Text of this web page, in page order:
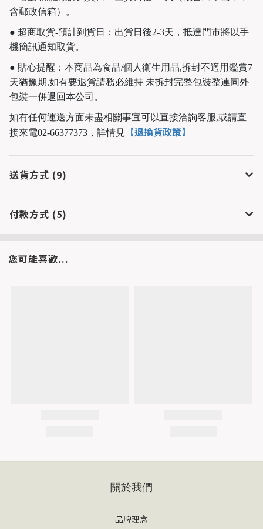
含郵政信箱）。
● 超商取貨-預計到貨日：出貨日後2-3天，抵達門市將以手
機簡訊通知取貨。
● 貼心提醒：本商品為食品/個人衛生用品,拆封不適用鑑賞7
天猶豫期,如有要退貨請務必維持 未拆封完整包裝整連同外
包裝一併退回本公司。
如有任何運送方面未盡相關事宜可以直接洽詢客服,或請直
接來電02-66377373， 詳情見 【退換貨政策】
送貨方式 (9)
付款方式 (5)
您可能喜歡...
關於我們
品牌理念